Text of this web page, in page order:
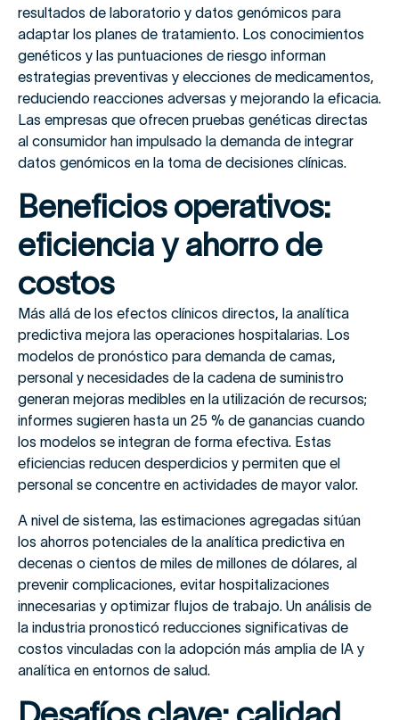
resultados de laboratorio y datos genómicos para
adaptar los planes de tratamiento. Los conocimientos
genéticos y las puntuaciones de riesgo informan
estrategias preventivas y elecciones de medicamentos,
reduciendo reacciones adversas y mejorando la eficacia.
Las empresas que ofrecen pruebas genéticas directas
al consumidor han impulsado la demanda de integrar
datos genómicos en la toma de decisiones clínicas.
Beneficios operativos:
eficiencia y ahorro de
costos
Más allá de los efectos clínicos directos, la analítica
predictiva mejora las operaciones hospitalarias. Los
modelos de pronóstico para demanda de camas,
personal y necesidades de la cadena de suministro
generan mejoras medibles en la utilización de recursos;
informes sugieren hasta un 25 % de ganancias cuando
los modelos se integran de forma efectiva. Estas
eficiencias reducen desperdicios y permiten que el
personal se concentre en actividades de mayor valor.
A nivel de sistema, las estimaciones agregadas sitúan
los ahorros potenciales de la analítica predictiva en
decenas o cientos de miles de millones de dólares, al
prevenir complicaciones, evitar hospitalizaciones
innecesarias y optimizar flujos de trabajo. Un análisis de
la industria pronosticó reducciones significativas de
costos vinculadas con la adopción más amplia de IA y
analítica en entornos de salud.